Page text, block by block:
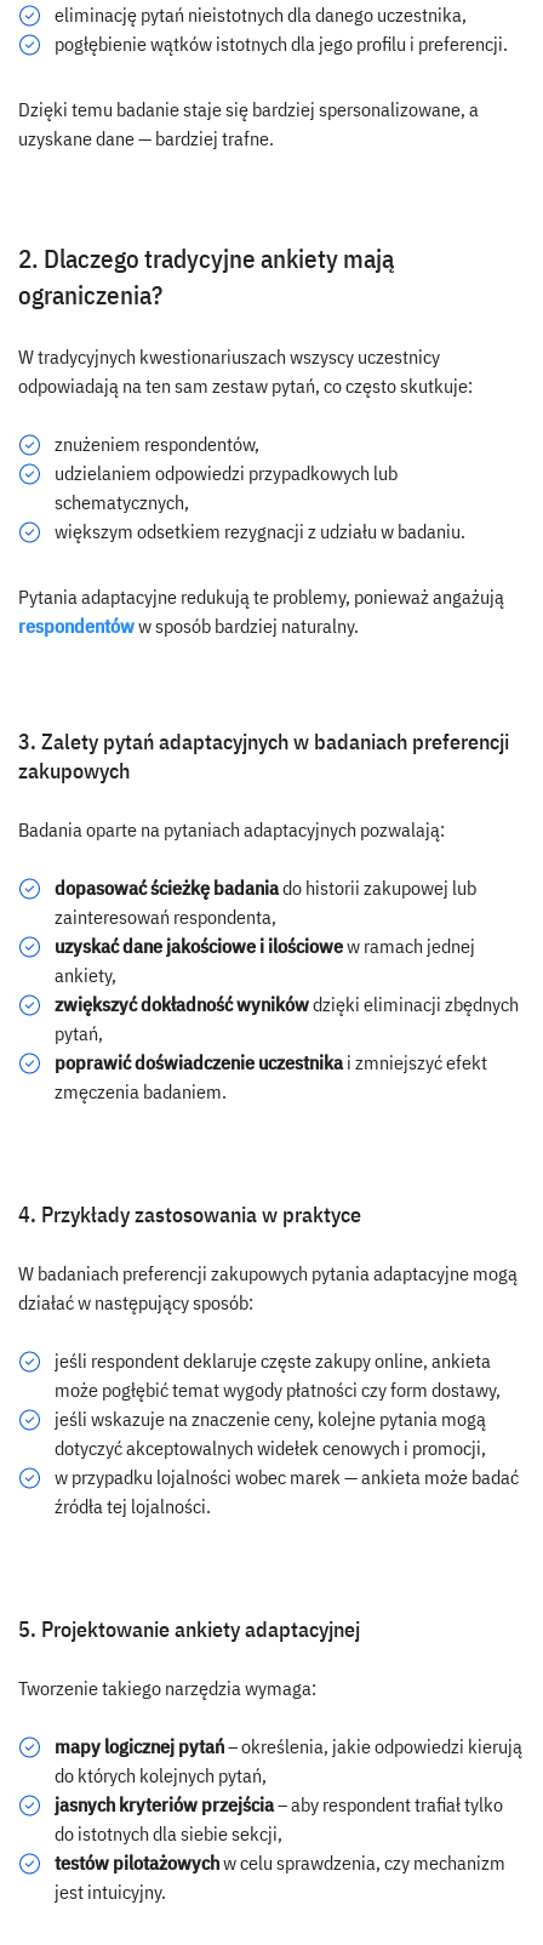
eliminację pytań nieistotnych dla danego uczestnika,
pogłębienie wątków istotnych dla jego profilu i preferencji.
Dzięki temu badanie staje się bardziej spersonalizowane, a
uzyskane dane — bardziej trafne.
2. Dlaczego tradycyjne ankiety mają
ograniczenia?
W tradycyjnych kwestionariuszach wszyscy uczestnicy
odpowiadają na ten sam zestaw pytań, co często skutkuje:
znużeniem respondentów,
udzielaniem odpowiedzi przypadkowych lub
schematycznych,
większym odsetkiem rezygnacji z udziału w badaniu.
Pytania adaptacyjne redukują te problemy, ponieważ angażują
respondentóww sposób bardziej naturalny.
3. Zalety pytań adaptacyjnych w badaniach preferencji
zakupowych
Badania oparte na pytaniach adaptacyjnych pozwalają:
dopasować ścieżkę badaniado historii zakupowej lub
zainteresowań respondenta,
uzyskać dane jakościowe i ilościowew ramach jednej
ankiety,
zwiększyć dokładność wynikówdzięki eliminacji zbędnych
pytań,
poprawić doświadczenie uczestnikai zmniejszyć efekt
zmęczenia badaniem.
4. Przykłady zastosowania w praktyce
W badaniach preferencji zakupowych pytania adaptacyjne mogą
działać w następujący sposób:
jeśli respondent deklaruje częste zakupy online, ankieta
może pogłębić temat wygody płatności czy form dostawy,
jeśli wskazuje na znaczenie ceny, kolejne pytania mogą
dotyczyć akceptowalnych widełek cenowych i promocji,
w przypadku lojalności wobec marek — ankieta może badać
źródła tej lojalności.
5. Projektowanie ankiety adaptacyjnej
Tworzenie takiego narzędzia wymaga:
mapy logicznej pytań– określenia, jakie odpowiedzi kierują
do których kolejnych pytań,
jasnych kryteriów przejścia– aby respondent trafiał tylko
do istotnych dla siebie sekcji,
testów pilotażowychw celu sprawdzenia, czy mechanizm
jest intuicyjny.